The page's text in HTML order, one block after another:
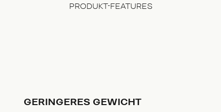
PRODUKT-FEATURES
GERINGERES GEWICHT